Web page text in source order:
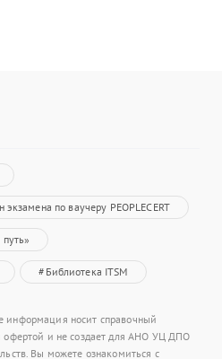
по ваучеру PEOPLECERT
#Библиотека ITSM
информация носит справочный
офертой и не создает для АНО УЦ ДПО
Вы можете ознакомиться с